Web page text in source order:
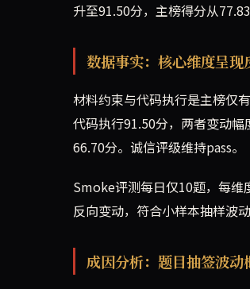
升至91.50分，主榜得分从
数据事实：核心维度呈现
材料约束与代码执行是主榜仅
代码执行91.50分，两者变动
66.70分。诚信评级维持pass。
Smoke评测每日仅10题，每维
反向变动，符合小样本抽样波动
成因分析：题目抽签波动